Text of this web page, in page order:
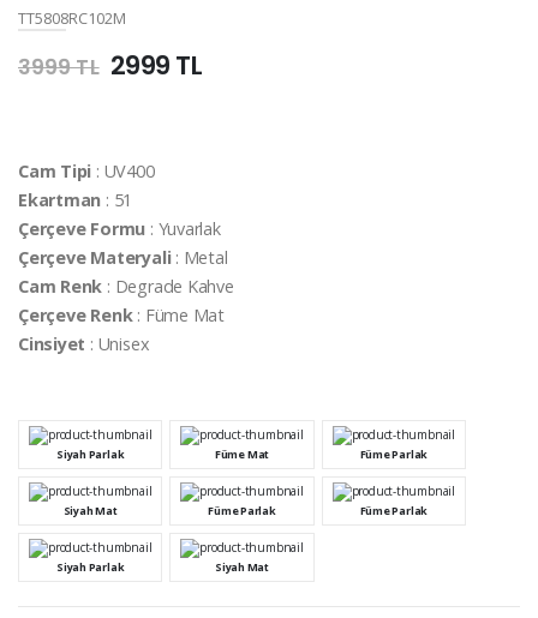
TT5808RC102M
3999 TL 2999 TL
Cam Tipi : UV400
Ekartman : 51
Çerçeve Formu : Yuvarlak
Çerçeve Materyali: Metal
Cam Renk : Degrade Kahve
Çerçeve Renk: Füme Mat
Cinsiyet : Unisex
Siyah Parlak Füme Mat Füme Parlak
Siyah Mat Füme Parlak Füme Parlak
Siyah Parlak Siyah Mat